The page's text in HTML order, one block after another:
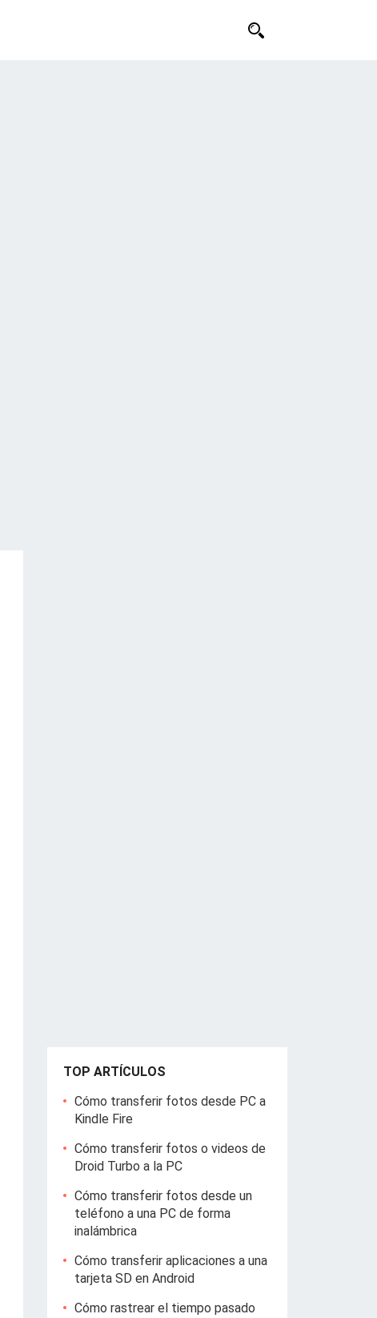
TOP ARTÍCULOS
Cómo transferir fotos desde PC a
Kindle Fire
Cómo transferir fotos o videos de
Droid Turbo a la PC
Cómo transferir fotos desde un
teléfono a una PC de forma
inalámbrica
Cómo transferir aplicaciones a una
tarjeta SD en Android
Cómo rastrear el tiempo pasado